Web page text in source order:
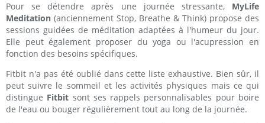
Pour se détendre après une journée stressante, MyLife
Meditation (anciennement Stop, Breathe & Think) propose des
sessions guidées de méditation adaptées à l'humeur du jour.
Elle peut également proposer du yoga ou l'acupression en
fonction des besoins spécifiques.
Fitbit n'a pas été oublié dans cette liste exhaustive. Bien sûr, il
peut suivre le sommeil et les activités physiques mais ce qui
distingue Fitbit sont ses rappels personnalisables pour boire
de l'eau ou bouger régulièrement tout au long de la journée.